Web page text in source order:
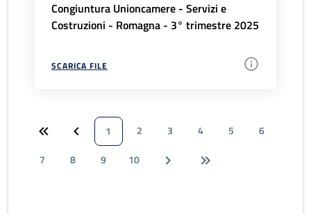
Congiuntura Unioncamere - Servizi e
Costruzioni - Romagna - 3° trimestre 2025
SCARICA FILE
1 2 3 4 5
6
7
8 9 10